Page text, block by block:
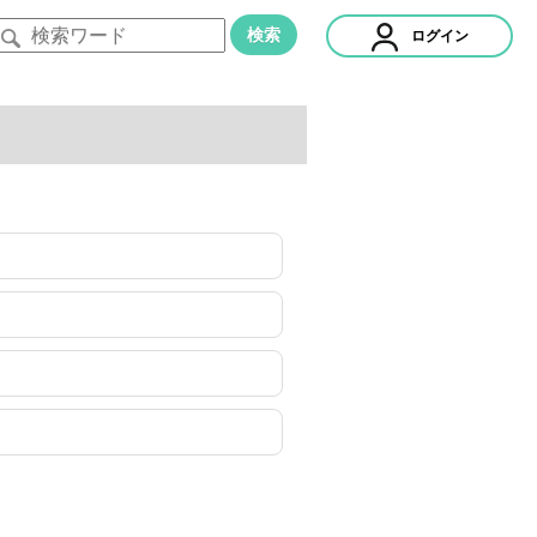
検索 ログイン